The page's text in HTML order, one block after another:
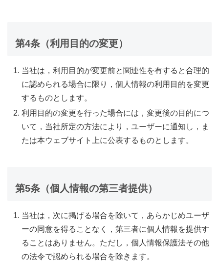
第4条（利用目的の変更）
当社は，利用目的が変更前と関連性を有すると合理的
に認められる場合に限り，個人情報の利用目的を変更
するものとします。
利用目的の変更を行った場合には，変更後の目的につ
いて，当社所定の方法により，ユーザーに通知し，ま
たは本ウェブサイト上に公表するものとします。
第5条（個人情報の第三者提供）
当社は，次に掲げる場合を除いて，あらかじめユーザ
ーの同意を得ることなく，第三者に個人情報を提供す
ることはありません。ただし，個人情報保護法その他
の法令で認められる場合を除きます。